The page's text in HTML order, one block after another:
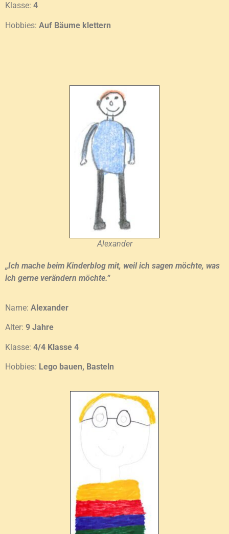
Klasse: 4
Hobbies: Auf Bäume klettern
Alexander
„Ich mache beim Kinderblog mit, weil ich sagen möchte, was
ich gerne verändern möchte.“
Name: Alexander
Alter: 9 Jahre
Klasse: 4/4 Klasse 4
Hobbies: Lego bauen, Basteln